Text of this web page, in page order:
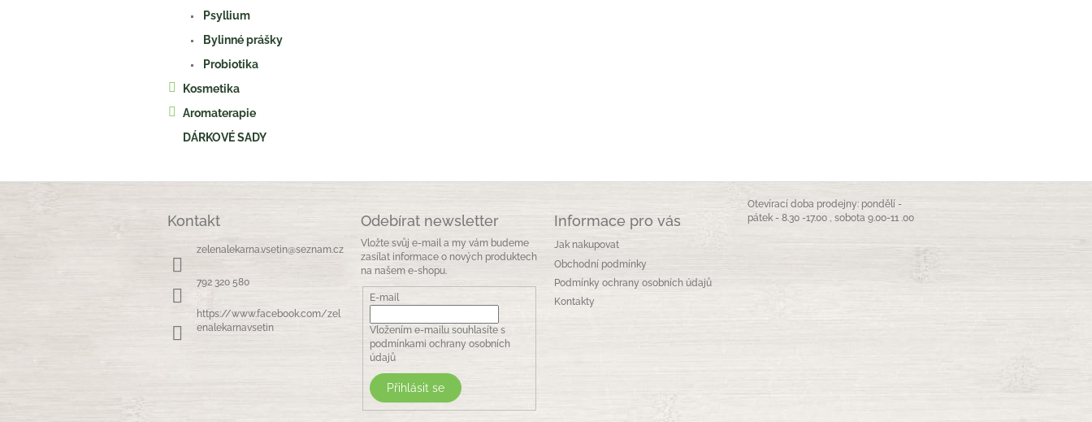
Psyllium
Bylinné prášky
Probiotika
Kosmetika
Aromaterapie
DÁRKOVÉ SADY
Kontakt
zelenalekarna.vsetin@seznam.cz
792 320 580
https://www.facebook.com/zel
enalekarnavsetin
Odebírat newsletter
Vložte svůj e-mail a my vám budeme
zasílat informace o nových produktech
na našem e-shopu.
E-mail
Vložením e-mailu souhlasíte s
podmínkami ochrany osobních
údajů
Přihlásit se
Informace pro vás
Jak nakupovat
Obchodní podmínky
Podmínky ochrany osobních údajů
Kontakty
Otevírací doba prodejny: pondělí -
pátek - 8.30 -17.00 , sobota 9.00-11 .00